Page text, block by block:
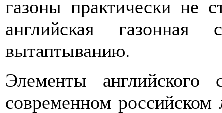
газоны практически не
английская
вытаптыванию.
Элементы английского
современном